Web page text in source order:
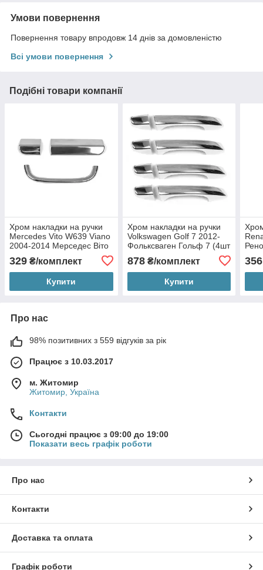
Умови повернення
Повернення товару впродовж 14 днів за домовленістю
Всі умови повернення
Подібні товари компанії
Хром накладки на ручки
Mercedes Vito W639 Viano
2004-2014 Мерседес Віто
нержавіюча сталь)
329 ₴/комплект
Купити
Хром накладки на ручки
Volkswagen Golf 7 2012-
Фольксваген Гольф 7 (4шт
878₴/комплект
Купити
356
Про нас
98% позитивних з 559 відгуків за рік
Працює з 10.03.2017
м. Житомир
Житомир, Україна
Контакти
Сьогодні працює з 09:00 до 19:00
Показати весь графік роботи
Про нас
Контакти
Доставка та оплата
Графік роботи